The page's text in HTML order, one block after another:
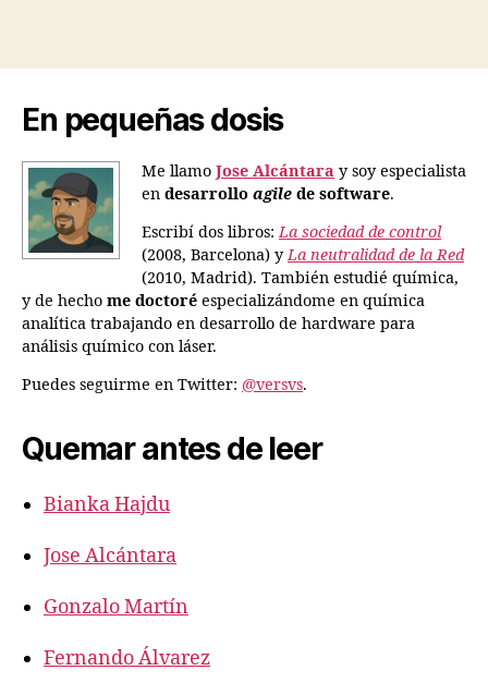
En pequeñas dosis
Me llamo Jose Alcántara y soy especialista
en desarrollo agile de software.
Escribí dos libros:La sociedad de control
(2008, Barcelona) yLa neutralidad de la Red
(2010, Madrid). También estudié química,
y de hecho me doctoré especializándome en química
analítica trabajando en desarrollo de hardware para
análisis químico con láser.
Puedes seguirme en Twitter: @versvs.
Quemar antes de leer
Bianka Hajdu
Jose Alcántara
Gonzalo Martín
Fernando Álvarez